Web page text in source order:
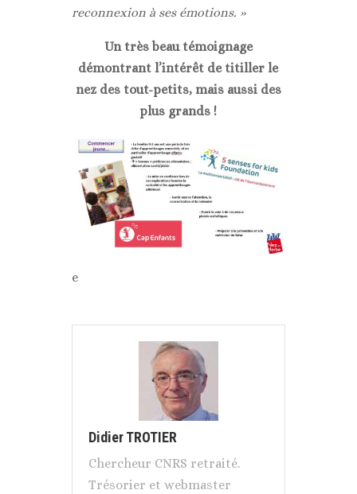
reconnexion à ses émotions. »
Un très beau témoignage
démontrant l’intérêt de titiller le
nez des tout-petits, mais aussi des
plus grands !
e
Didier TROTIER
Chercheur CNRS retraité.
Trésorier et webmaster